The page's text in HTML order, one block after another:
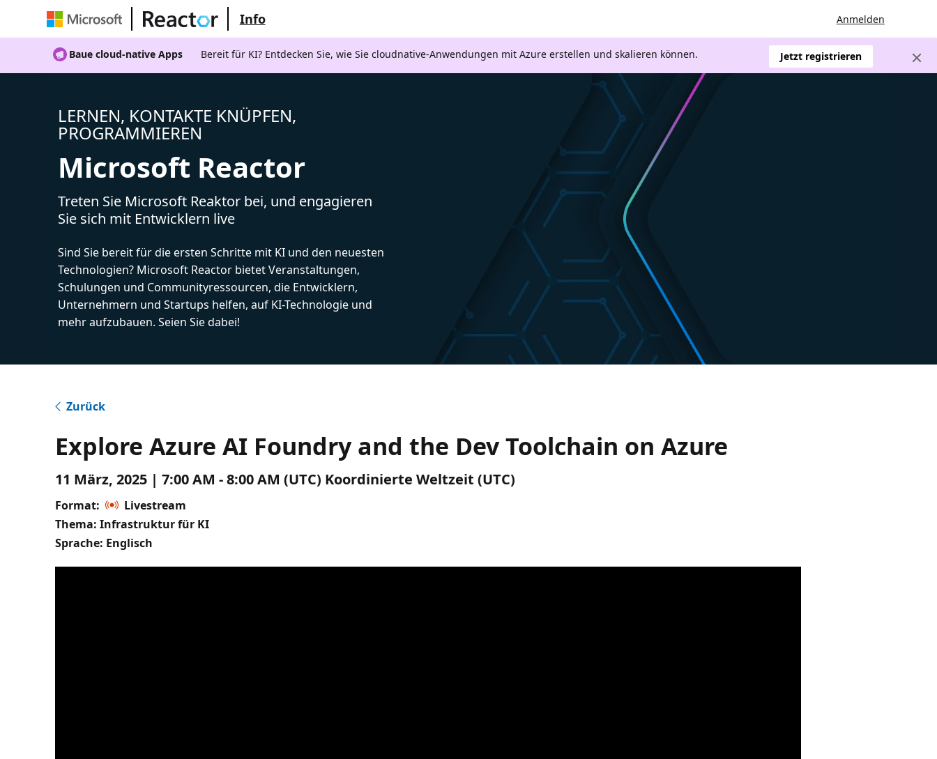
Info Anmelden
Baue cloud-native Apps Bereit für KI? Entdecken Sie, wie Sie cloudnative-Anwendungen mit Azure erstellen und skalieren können. Jetzt registrieren
LERNEN, KONTAKTE KNÜPFEN,
PROGRAMMIEREN
Microsoft Reactor
Treten Sie Microsoft Reaktor bei, und engagieren
Sie sich mit Entwicklern live
Sind Sie bereit für die ersten Schritte mit KI und den neuesten
Technologien? Microsoft Reactor bietet Veranstaltungen,
Schulungen und Communityressourcen, die Entwicklern,
Unternehmern und Startups helfen, auf KI-Technologie und
mehr aufzubauen. Seien Sie dabei!
Zurück
Explore Azure AI Foundry and the Dev Toolchain on Azure
11 März, 2025 | 7:00 AM - 8:00 AM (UTC) Koordinierte Weltzeit (UTC)
Format:
Livestream
Thema: Infrastruktur für KI
Sprache: Englisch